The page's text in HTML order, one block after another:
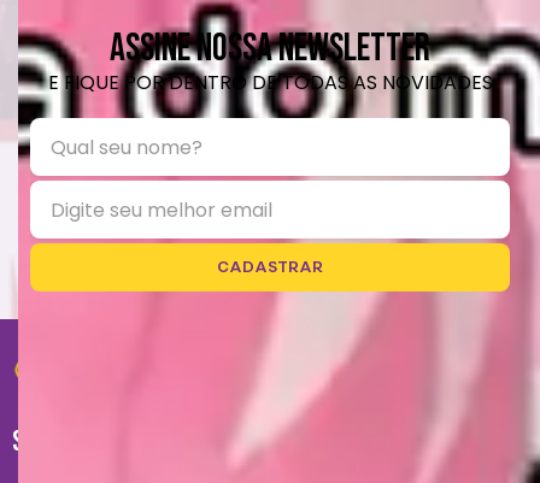
ASSINE NOSSA NEWSLETTER
E FIQUE POR DENTRO DE TODAS AS NOVIDADES
CADASTRAR
SUPORTE